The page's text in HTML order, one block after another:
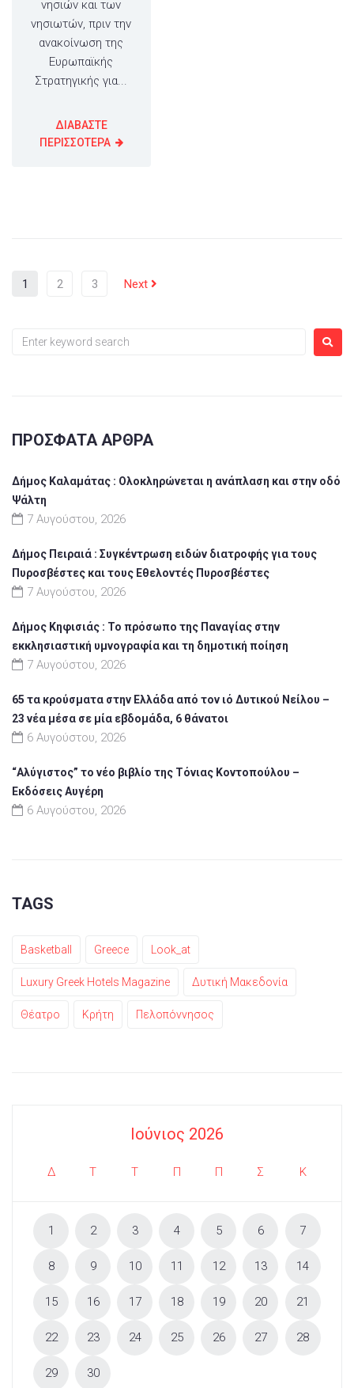
νησιών και των
νησιωτών, πριν την
ανακοίνωση της
Ευρωπαϊκής
Στρατηγικής για...
ΔΙΑΒΑΣΤΕ
ΠΕΡΙΣΣΟΤΕΡΑ
1 2 3 Next
ΠΡΌΣΦΑΤΑ ΆΡΘΡΑ
Δήμος Καλαμάτας : Ολοκληρώνεται η ανάπλαση και στην οδό
Ψάλτη
7 Αυγούστου, 2026
Δήμος Πειραιά : Συγκέντρωση ειδών διατροφής για τους
Πυροσβέστες και τους Εθελοντές Πυροσβέστες
7 Αυγούστου, 2026
Δήμος Κηφισιάς : Το πρόσωπο της Παναγίας στην
εκκλησιαστική υμνογραφία και τη δημοτική ποίηση
7 Αυγούστου, 2026
65 τα κρούσματα στην Ελλάδα από τον ιό Δυτικού Νείλου –
23 νέα μέσα σε μία εβδομάδα, 6 θάνατοι
6 Αυγούστου, 2026
“Αλύγιστος” το νέο βιβλίο της Τόνιας Κοντοπούλου –
Εκδόσεις Αυγέρη
6 Αυγούστου, 2026
TAGS
Basketball Greece Look_at
Luxury Greek Hotels Magazine Δυτική Μακεδονία
Θέατρο Κρήτη Πελοπόννησος
Ιούνιος 2026
Δ Τ Τ Π Π Σ Κ
1 2 3 4 5 6 7
8 9 10 11 12 13 14
15 16 17 18 19 20 21
22 23 24 25 26 27 28
29 30